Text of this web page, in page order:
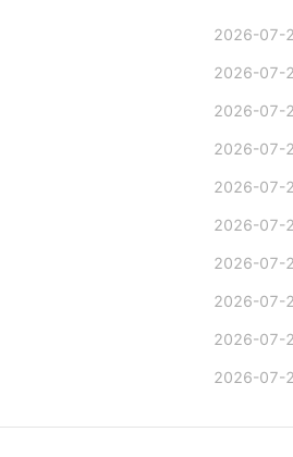
2026-07-
2026-07-
2026-07-
2026-07-
2026-07-
2026-07-
2026-07-
2026-07-
2026-07-
2026-07-